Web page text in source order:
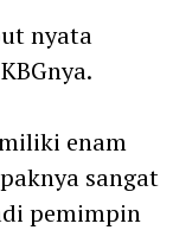
nyata
enam
sangat
pemimpin